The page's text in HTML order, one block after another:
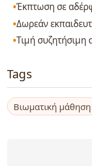
Έκπτωση σε
Δωρεάν
Τιμή συζητήσιμη
Tags
Βιωματική μάθηση